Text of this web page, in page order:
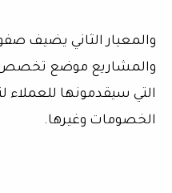
والمعيار الثاني يضيف
والمشاريع موضع تخصص
التي سيقدمونها للعملاء
الخصومات وغيرها.